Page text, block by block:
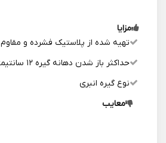
مزایا
تهیه شده از پلاستیک فشرده و مقاوم
حداکثر باز شدن دهانه گیره ۱۲ سانتیمتر
نوع گیره انبری
معایب